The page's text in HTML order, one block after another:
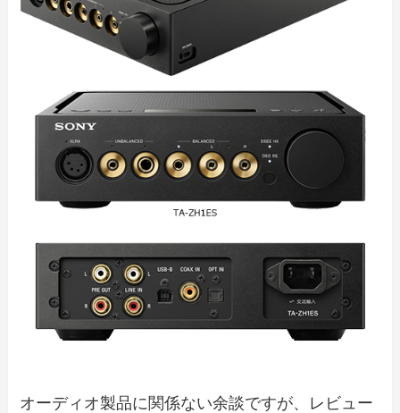
オーディオ製品に関係ない余談ですが、レビュー